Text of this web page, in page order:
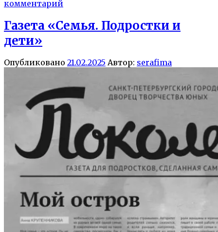
комментарий
Газета «Семья. Подростки и
дети»
Опубликовано 21.02.2025 Автор: serafima